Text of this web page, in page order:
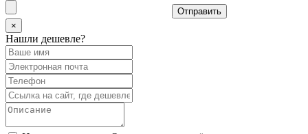
Отправить
×
Нашли дешевле?